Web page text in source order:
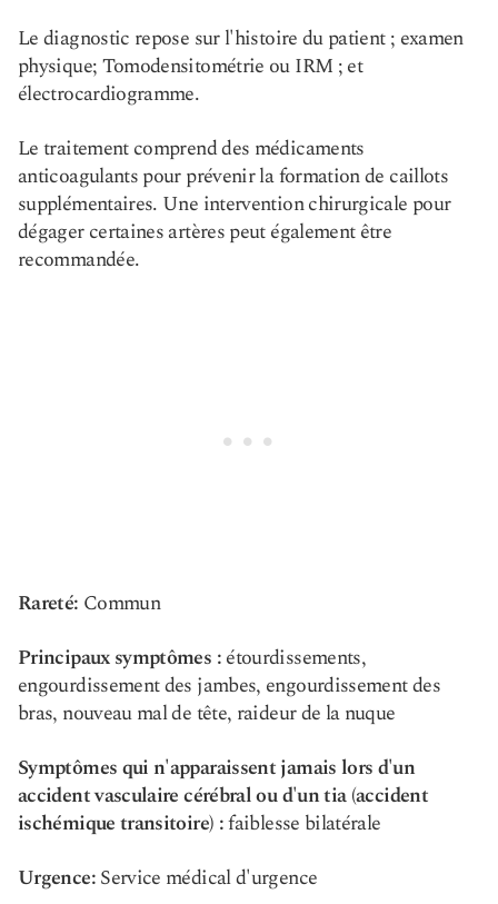
Le diagnostic repose sur l'histoire du patient ; examen
physique; Tomodensitométrie ou IRM ; et
électrocardiogramme.
Le traitement comprend des médicaments
anticoagulants pour prévenir la formation de caillots
supplémentaires. Une intervention chirurgicale pour
dégager certaines artères peut également être
recommandée.
Rareté: Commun
Principaux symptômes :étourdissements,
engourdissement des jambes, engourdissement des
bras, nouveau mal de tête, raideur de la nuque
Symptômes qui n'apparaissent jamais lors d'un
accident vasculaire cérébral ou d'un tia (accident
ischémique transitoire) :faiblesse bilatérale
Urgence:Service médical d'urgence